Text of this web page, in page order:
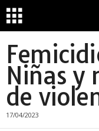
Niñas y
de
17/04/2023